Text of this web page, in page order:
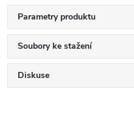
Parametry produktu
Soubory ke stažení
Diskuse